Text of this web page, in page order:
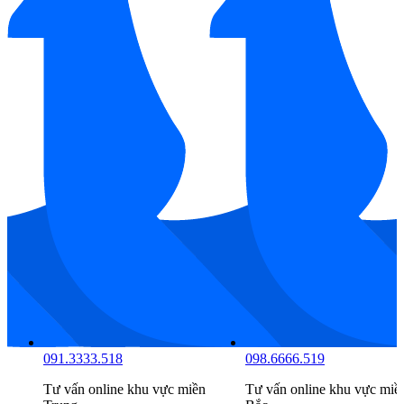
097.6666.516
Tư vấn online khu vực miền
091.3333.518
Tư vấn online khu vực